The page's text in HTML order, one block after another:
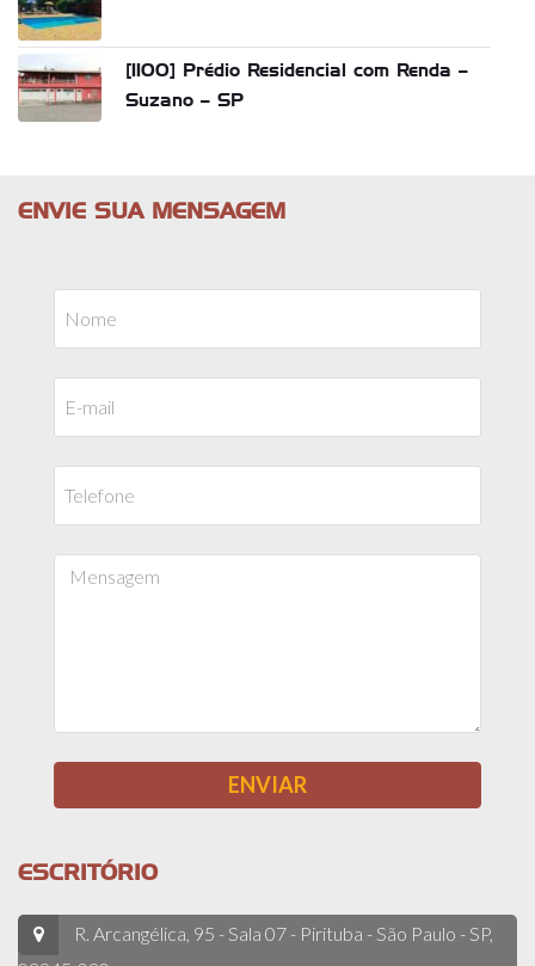
[1100] Prédio Residencial com Renda –
Suzano – SP
ENVIE SUA MENSAGEM
ESCRITÓRIO
R. Arcangélica, 95 - Sala 07 - Pirituba - São Paulo - SP,